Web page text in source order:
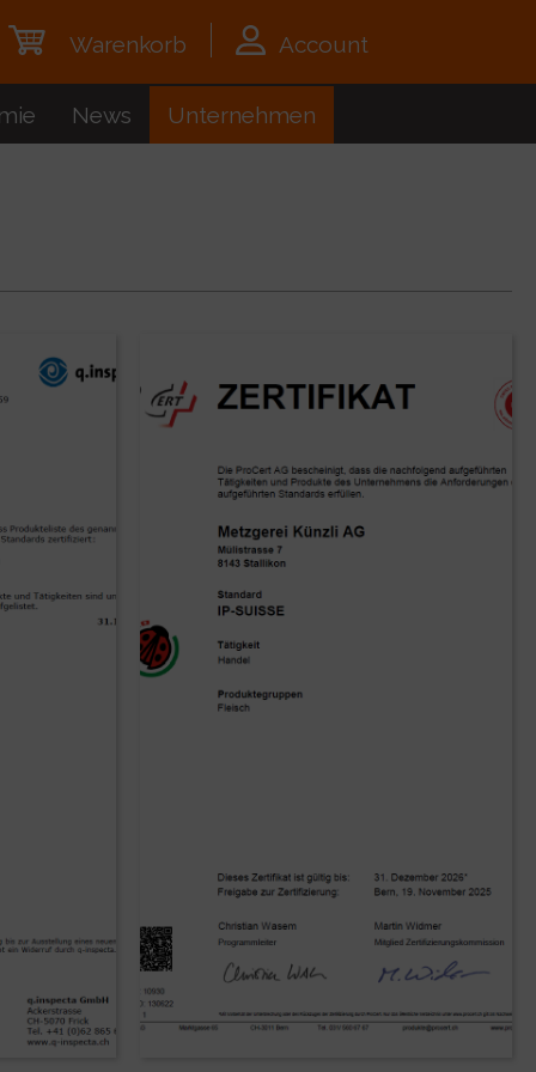
Warenkorb Account
News Unternehmen